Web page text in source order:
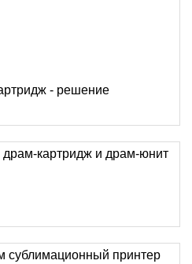
- решение
драм-картридж и драм-юнит
сублимационный принтер